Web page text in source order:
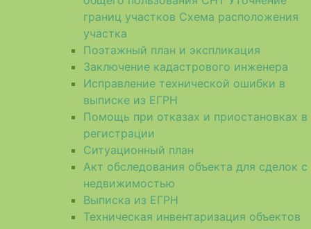
границ участков Схема расположения
участка
Поэтажный план и экспликация
Заключение кадастрового инженера
Исправление технической ошибки в
выписке из ЕГРН
Помощь при отказах и приостановках в
регистрации
Ситуационный план
Акт обследования объекта для сделок с
недвижимостью
Выписка из ЕГРН
Техническая инвентаризация объектов